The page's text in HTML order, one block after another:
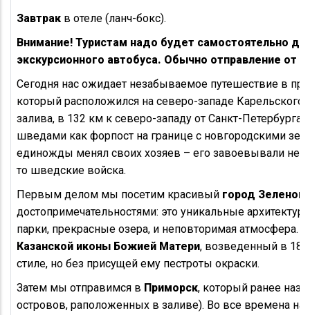
Завтрак в отеле (ланч-бокс).
Внимание! Туристам надо будет самостоятельно
экскурсионного автобуса. Обычно отправление от
Сегодня нас ожидает незабываемое путешествие в
который расположился на северо-западе
залива, в 132 км к северо-западу от Санкт-
шведами как форпост на границе с новгородскими
единожды менял своих хозяев – его завоевывали
то шведские войска.
Первым делом мы посетим красивый город
достопримечательностями: это уникальные
парки, прекрасные озера, и неповторимая атмосфера.
Казанской иконы Божией Матери, возведенный в
стиле, но без присущей ему пестроты окраски.
Затем мы отправимся в Приморск, который ранее
островов, раположенных в заливе). Во все времена